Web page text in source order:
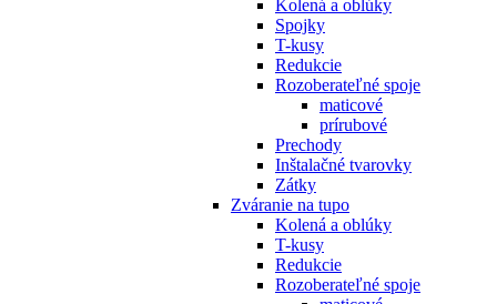
Kolená a oblúky
Spojky
T-kusy
Redukcie
Rozoberateľné spoje
maticové
prírubové
Prechody
Inštalačné tvarovky
Zátky
Zváranie na tupo
Kolená a oblúky
T-kusy
Redukcie
Rozoberateľné spoje